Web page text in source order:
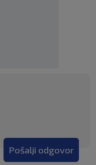
Pošalji odgovor